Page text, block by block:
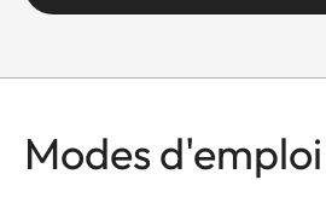
Modes d'emploi